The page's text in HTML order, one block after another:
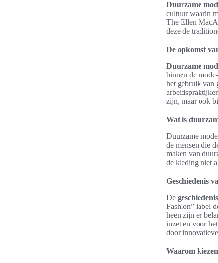
Duurzame
cultuur waarin
The Ellen
deze de
De opkomst
Duurzame
binnen de
het gebruik van
zijn, maar ook
Wat is
Duurzame
de mensen die
maken van
de kleding niet
Geschiedenis
De
Fashion” label
heen zijn er
inzetten voor
door
Waarom